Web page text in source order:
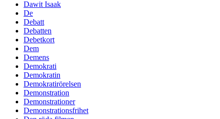
Dawit Isaak
De
Debatt
Debatten
Debetkort
Dem
Demens
Demokrati
Demokratin
Demokratirörelsen
Demonstration
Demonstrationer
Demonstrationsfrihet